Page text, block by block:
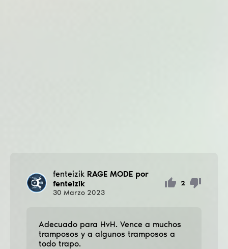
fenteizik RAGE MODE por
fenteizik
30 Marzo 2023
2
Adecuado para HvH. Vence a muchos
tramposos y a algunos tramposos a
todo trapo.